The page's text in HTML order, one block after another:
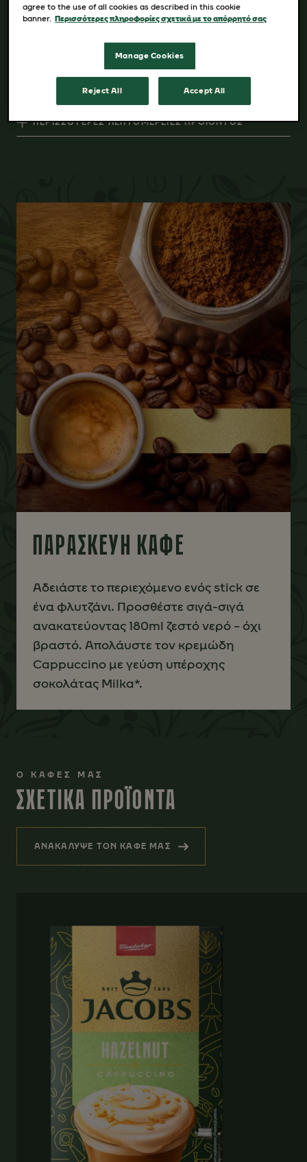
ΑΓΟΡΆ
ΠΕΡΙΣΣΌΤΕΡΕΣ ΛΕΠΤΟΜΈΡΕΙΕΣ ΠΡΟΪΌΝΤΟΣ
ΠΑΡΑΣΚΕΥΗ ΚΑΦΕ
Αδειάστε το περιεχόμενο ενός stick σε
ένα φλυτζάνι. Προσθέστε σιγά-σιγά
ανακατεύοντας 180ml ζεστό νερό – όχι
βραστό. Απολάυστε τον κρεμώδη
Cappuccino με γεύση υπέροχης
σοκολάτας Milka*.
Ο ΚΑΦΕΣ ΜΑΣ
ΣΧΕΤΙΚΑ ΠΡΟΪΟΝΤΑ
ΑΝΑΚΑΛΥΨΕ ΤΟΝ ΚΑΦΕ ΜΑΣ
(ΣΧΕΤΙΚΑ ΠΡΟΪΟΝΤΑ)
agree to the use of all cookies as described in this cookie
banner. Περισσότερες πληροφορίες σχετικά με το απόρρητό σας
Manage Cookies
Reject All Accept All